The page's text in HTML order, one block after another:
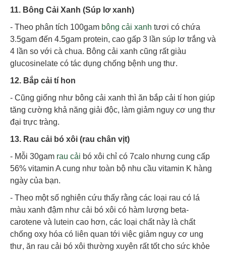
11. Bông Cải Xanh (Súp lơ xanh)
- Theo phân tích 100gam bông cải xanh tươi có chứa
3.5gam đến 4.5gam protein, cao gấp 3 lần súp lơ trắng và
4 lần so với cà chua. Bông cải xanh cũng rất giàu
glucosinelate có tác dụng chống bệnh ung thư.
12. Bắp cải tí hon
- Cũng giống như bông cải xanh thì ăn bắp cải tí hon giúp
tăng cường khả năng giải độc, làm giảm nguy cơ ung thư
đại trực tràng.
13. Rau cải bó xôi (rau chân vịt)
- Mỗi 30gam rau cải bó xôi chỉ có 7calo nhưng cung cấp
56% vitamin A cung như toàn bộ nhu cầu vitamin K hàng
ngày của bạn.
- Theo một số nghiên cứu thấy rằng các loại rau có lá
màu xanh đậm như cải bó xôi có hàm lượng beta-
carotene và lutein cao hơn, các loại chất này là chất
chống oxy hóa có liên quan tới việc giảm nguy cơ ung
thư, ăn rau cải bó xôi thường xuyên rất tốt cho sức khỏe